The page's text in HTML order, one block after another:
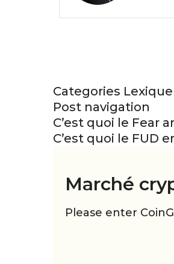
Categories Lexique
Post navigation
C’est quoi le Fear
C’est quoi le FUD
Marché
Please enter